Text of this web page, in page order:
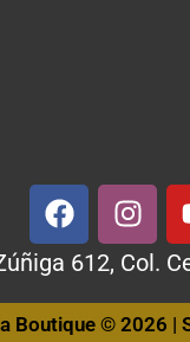
612, Col.
Boutique © 2026 |